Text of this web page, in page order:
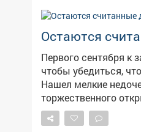
Остаются
Первого сентября к
чтобы убедиться,
Нашел мелкие
торжественного открытия все
вывески. Проверил,
готово к